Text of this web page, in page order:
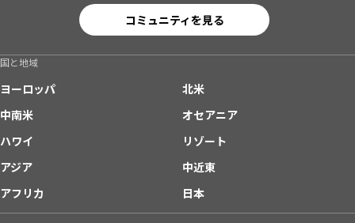
コミュニティを見る
国と地域
ヨーロッパ
北米
中南米
オセアニア
ハワイ
リゾート
アジア
中近東
アフリカ
日本